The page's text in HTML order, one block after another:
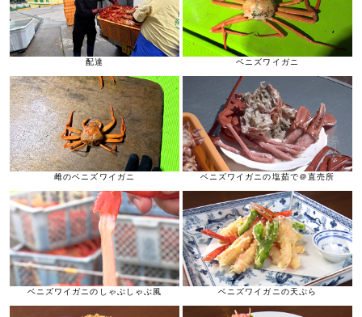
配達 ベニズワイガニ
雌のベニズワイガニ ベニズワイガニの塩茹で＠直売所
ベニズワイガニのしゃぶしゃぶ風 ベニズワイガニの天ぷら